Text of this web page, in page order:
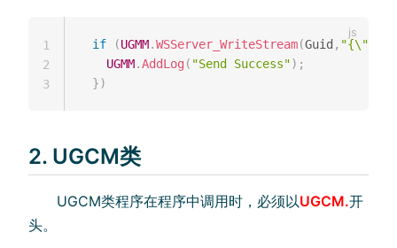
if (UGMM.WSServer_WriteStream(Guid ,
UGMM.AddLog ( "Send Success") ;
})
1
2
3
2. UGCM类
UGCM类程序在程序中调用时，必须以UGCM.开
头。